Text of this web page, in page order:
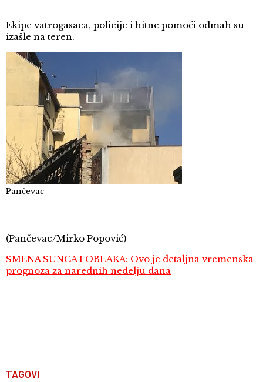
Ekipe vatrogasaca, policije i hitne pomoći odmah su
izašle na teren.
Pančevac
(Pančevac/Mirko Popović)
SMENA SUNCA I OBLAKA: Ovo je detaljna vremenska
prognoza za narednih nedelju dana
TAGOVI